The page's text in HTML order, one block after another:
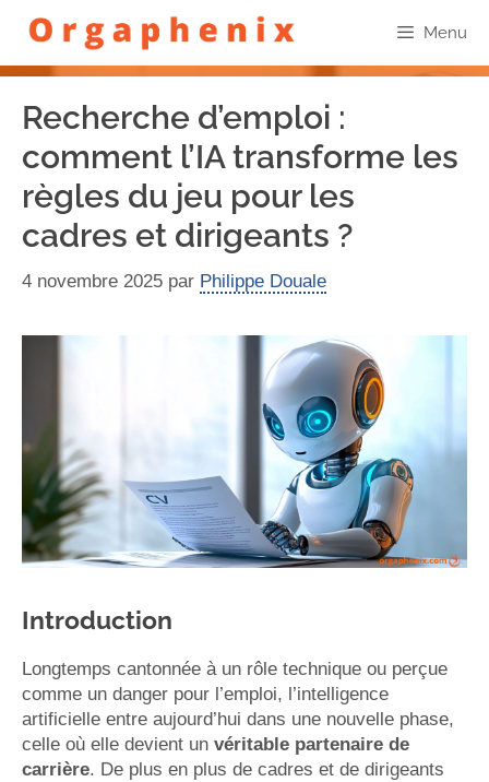
Menu
Recherche d’emploi :
comment l’IA transforme les
règles du jeu pour les
cadres et dirigeants ?
4 novembre 2025 par Philippe Douale
Introduction
Longtemps cantonnée à un rôle technique ou perçue
comme un danger pour l’emploi, l’intelligence
artificielle entre aujourd’hui dans une nouvelle phase,
celle où elle devient un véritable partenaire de
carrière. De plus en plus de cadres et de dirigeants